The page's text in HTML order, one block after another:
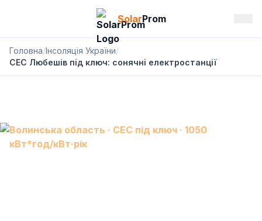
SolarProm
Головна/Інсоляція України/
СЕС Любешів під ключ: сонячні електростанції
Волинська область · СЕС під ключ · 1050
кВт*год/кВт·рік